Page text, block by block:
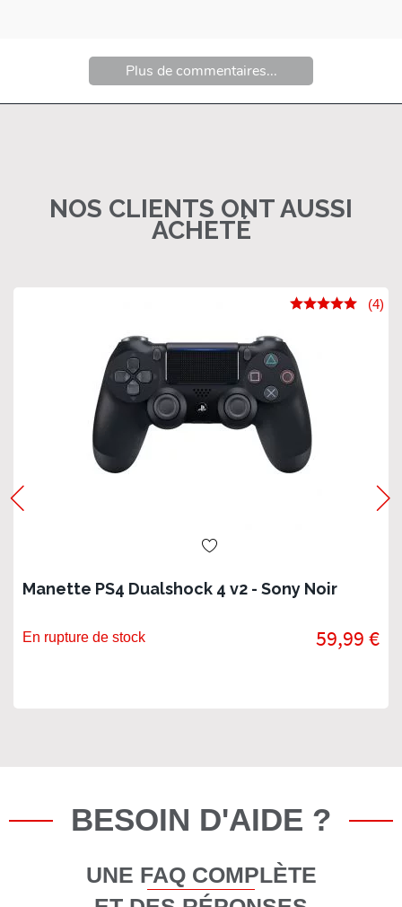
Plus de commentaires...
NOS CLIENTS ONT AUSSI
ACHETÉ
Manette PS4 Dualshock 4 v2 - Sony Noir
(4)
En rupture de stock 59,99 €
BESOIN D'AIDE ?
UNE FAQ COMPLÈTE